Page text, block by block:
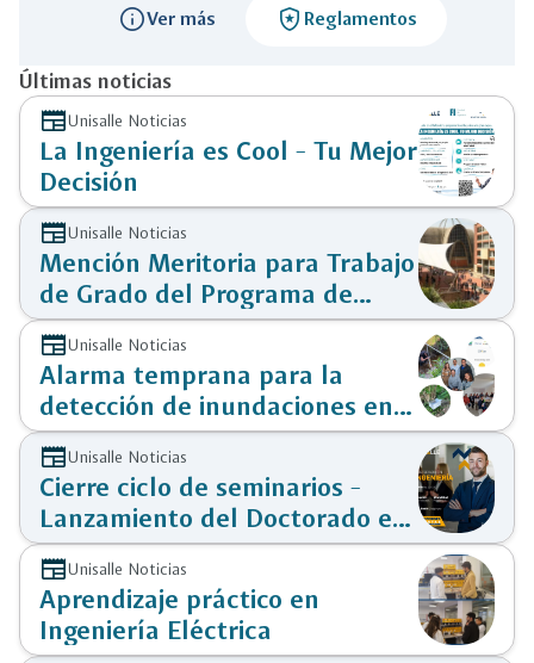
infoVer más local_police Reglamentos
Últimas noticias
newspaperUnisalle Noticias
La Ingeniería es Cool - Tu Mejor
Decisión
newspaperUnisalle Noticias
Mención Meritoria para Trabajo
de Grado del Programa de
Ingeniería Eléctrica
newspaperUnisalle Noticias
Alarma temprana para la
detección de inundaciones en
la Calera
newspaperUnisalle Noticias
Cierre ciclo de seminarios -
Lanzamiento del Doctorado en
Ingeniería
newspaperUnisalle Noticias
Aprendizaje práctico en
Ingeniería Eléctrica